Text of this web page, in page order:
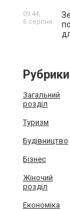
09:44,
6 серпня
Загальний
розділ
Туризм
Будівництво
Бізнес
Жіночий
розділ
Економіка